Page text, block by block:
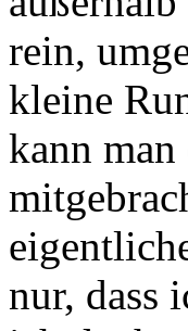
rein,
kleine
kann man
nur, dass